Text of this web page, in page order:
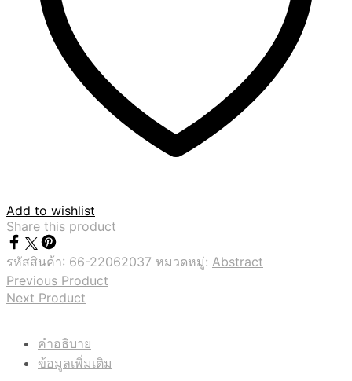
Add to wishlist
Share this product
รหัสสินค้า: 66-22062037 หมวดหมู่: Abstract
Previous Product
Next Product
คำอธิบาย
ข้อมูลเพิ่มเติม